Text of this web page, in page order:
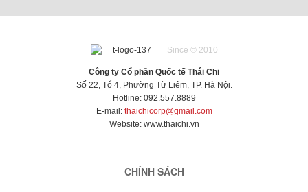
Since © 2010
Công ty Cổ phần Quốc tế Thái Chi
Số 22, Tổ 4, Phường Từ Liêm, TP. Hà Nội.
Hotline: 092.557.8889
E-mail: thaichicorp@gmail.com
Website: www.thaichi.vn
CHÍNH SÁCH